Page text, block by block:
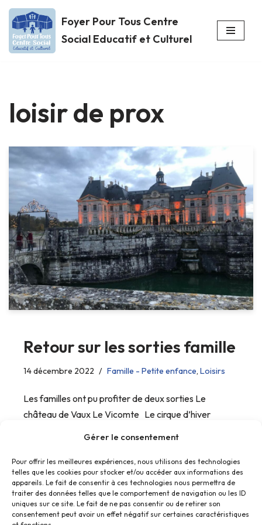
Gérer le consentement
Pour offrir les meilleures expériences, nous utilisons des technologies
telles que les cookies pour stocker et/ou accéder aux informations des
appareils. Le fait de consentir à ces technologies nous permettra de
traiter des données telles que le comportement de navigation ou les ID
uniques sur ce site. Le fait de ne pas consentir ou de retirer son
consentement peut avoir un effet négatif sur certaines caractéristiques
Aller
au
Foyer Pour Tous Centre
Social Educatif et Culturel
loisir de prox
Retour sur les sorties famille
14 décembre 2022 Famille - Petite enfance, Loisirs
Les familles ont pu profiter de deux sorties Le
château de Vaux Le Vicomte Le cirque d’hiver